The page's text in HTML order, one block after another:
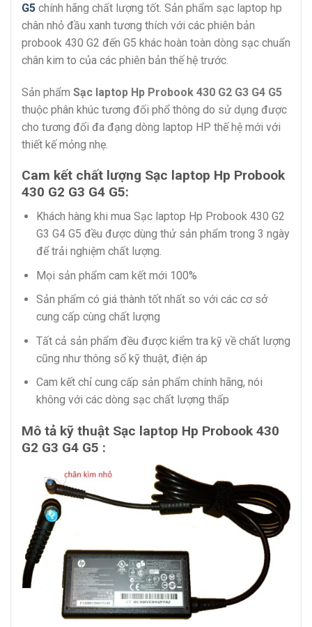
G5 chính hãng chất lượng tốt. Sản phẩm sạc laptop hp
chân nhỏ đầu xanh tương thích với các phiên bản
probook 430 G2 đến G5 khác hoàn toàn dòng sạc chuẩn
chân kim to của các phiên bản thế hệ trước.
Sản phẩm Sạc laptop Hp Probook 430 G2 G3 G4 G5
thuộc phân khúc tương đối phổ thông do sử dụng được
cho tương đối đa đạng dòng laptop HP thế hệ mới với
thiết kế mỏng nhẹ.
Cam kết chất lượng Sạc laptop Hp Probook
430 G2 G3 G4 G5:
Khách hàng khi mua Sạc laptop Hp Probook 430 G2
G3 G4 G5 đều được dùng thử sản phẩm trong 3 ngày
để trải nghiệm chất lượng.
Mọi sản phẩm cam kết mới 100%
Sản phẩm có giá thành tốt nhất so với các cơ sở
cung cấp cùng chất lượng
Tất cả sản phẩm đều được kiểm tra kỹ về chất lượng
cũng như thông số kỹ thuật, điện áp
Cam kết chỉ cung cấp sản phẩm chính hãng, nói
không với các dòng sạc chất lượng thấp
Mô tả kỹ thuật Sạc laptop Hp Probook 430
G2 G3 G4 G5 :